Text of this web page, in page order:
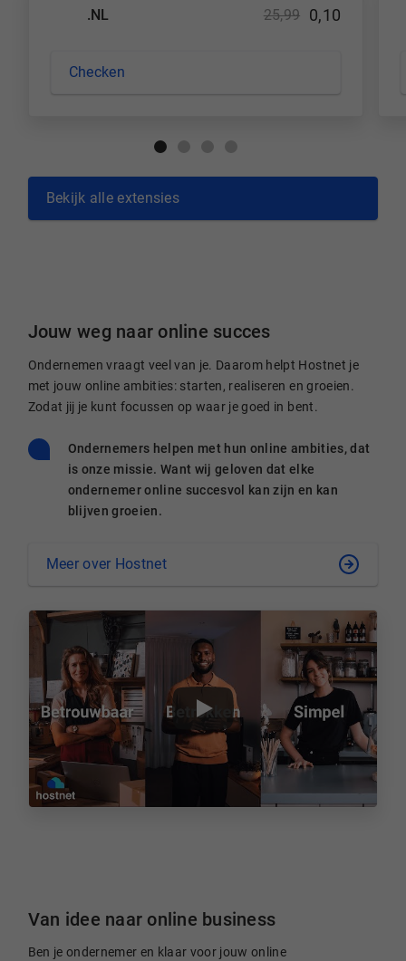
.NL 25,99 0,10
Checken
Bekijk alle extensies
Jouw weg naar online succes
Ondernemen vraagt veel van je. Daarom helpt Hostnet je
met jouw online ambities: starten, realiseren en groeien.
Zodat jij je kunt focussen op waar je goed in bent.
Ondernemers helpen met hun online ambities, dat
is onze missie. Want wij geloven dat elke
ondernemer online succesvol kan zijn en kan
blijven groeien.
Meer over Hostnet
Van idee naar online business
Ben je ondernemer en klaar voor jouw online